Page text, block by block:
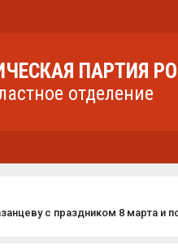
ПАРТИЯ
отделение
с праздником 8 марта и